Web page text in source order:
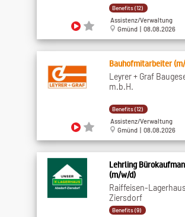
Benefits (12)
Assistenz/Verwaltung
Gmünd | 08.08.2026
Bauhofmitarbeiter
Leyrer + Graf
m.b.H.
Benefits (12)
Assistenz/Verwaltung
Gmünd | 08.08.2026
Lehrling
(m/w/d)
Raiffeisen-
Ziersdorf
Benefits (9)